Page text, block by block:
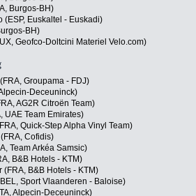
Burgos-BH)
(ESP, Euskaltel - Euskadi)
BH)
Geofco-Doltcini Materiel Velo.com)
Groupama - FDJ)
Deceuninck)
AG2R Citroën Team)
UAE Team Emirates)
Quick-Step Alpha Vinyl Team)
Cofidis)
Team Arkéa Samsic)
B&B Hotels - KTM)
(FRA, B&B Hotels - KTM)
Sport Vlaanderen - Baloise)
Alpecin-Deceuninck)